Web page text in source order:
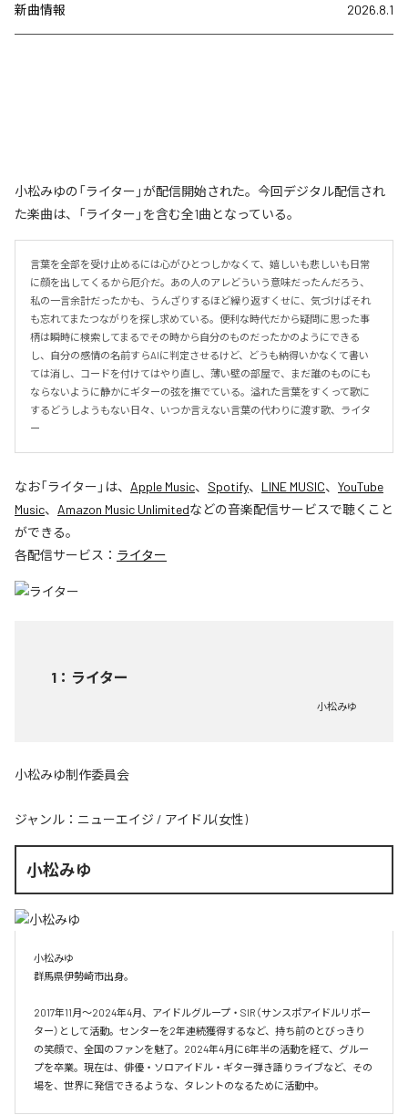
新曲情報 2026.8.1
小松みゆの「ライター」が配信開始された。今回デジタル配信され
た楽曲は、「ライター」を含む全1曲となっている。
言葉を全部を受け止めるには心がひとつしかなくて、嬉しいも悲しいも日常
に顔を出してくるから厄介だ。あの人のアレどういう意味だったんだろう、
私の一言余計だったかも、うんざりするほど繰り返すくせに、気づけばそれ
も忘れてまたつながりを探し求めている。便利な時代だから疑問に思った事
柄は瞬時に検索してまるでその時から自分のものだったかのようにできる
し、自分の感情の名前すらAIに判定させるけど、どうも納得いかなくて書い
ては消し、コードを付けてはやり直し、薄い壁の部屋で、まだ誰のものにも
ならないように静かにギターの弦を撫でている。溢れた言葉をすくって歌に
するどうしようもない日々、いつか言えない言葉の代わりに渡す歌、ライタ
ー
なお「ライター 」は、 Apple Music、 Spotify、 LINE MUSIC、 YouTube
Music、 Amazon Music Unlimitedなどの音楽配信サービスで聴くこと
ができる。
各配信サービス： ライター
1 ： ライター
小松みゆ
小松みゆ制作委員会
ジャンル： ニューエイジ / アイドル(女性)
小松みゆ
小松みゆ
群馬県伊勢崎市出身。
2017年11月〜2024年4月、アイドルグループ・SIR（サンスポアイドルリポー
ター）として活動。センターを2年連続獲得するなど、持ち前のとびっきり
の笑顔で、全国のファンを魅了。2024年4月に6年半の活動を経て、グルー
プを卒業。現在は、俳優・ソロアイドル・ギター弾き語りライブなど、その
場を、世界に発信できるような、タレントのなるために活動中。